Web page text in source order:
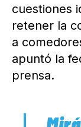
cuestiones
retener la
a
apuntó la
prensa.